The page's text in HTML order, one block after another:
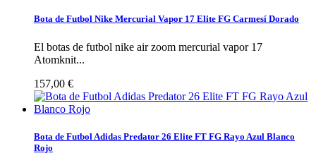
Bota de Futbol Nike Mercurial Vapor 17 Elite FG Carmesí Dorado
El botas de futbol nike air zoom mercurial vapor 17
Atomknit...
157,00 €
Bota de Futbol Adidas Predator 26 Elite FT FG Rayo Azul Blanco
Rojo